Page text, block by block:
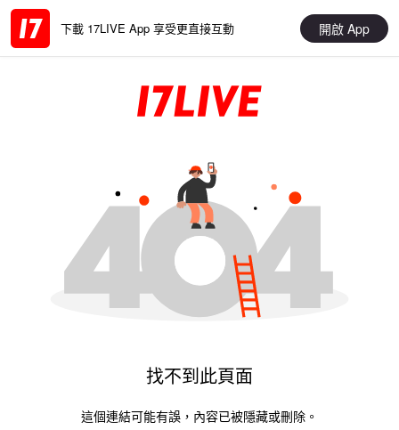
下載 17LIVE App 享受更直接互動 開啟 App
找不到此頁面
這個連結可能有誤，內容已被隱藏或刪除。